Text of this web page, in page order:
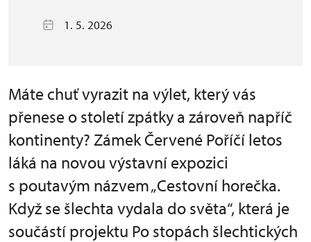
1. 5. 2026
Máte chuť vyrazit na výlet, který vás
přenese o století zpátky a zároveň napříč
kontinenty? Zámek Červené Poříčí letos
láká na novou výstavní expozici
s poutavým názvem „Cestovní horečka.
Když se šlechta vydala do světa“, která je
součástí projektu Po stopách šlechtických